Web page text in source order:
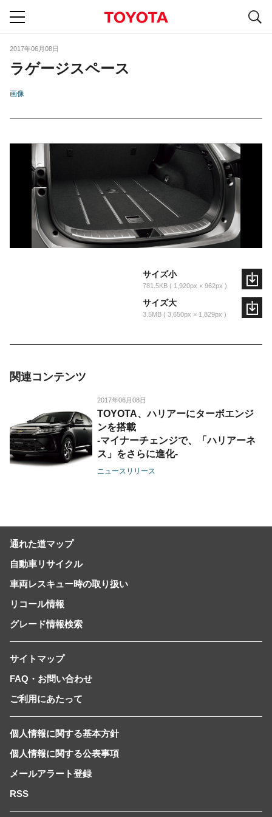
2017年06月08日
ラゲージスペース
画像
サイズ小
781.5KB 1,920px × 962px
サイズ大
3.5MB 3,650px × 1,829px
関連コンテンツ
2017年06月08日
TOYOTA、ハリアーにターボエンジ
ンを搭載
-マイナーチェンジで、「ハリアーネ
ス」をさらに進化-
ニュースリリース
通れた道マップ
自動車リサイクル
車両レスキュー時の取り扱い
リコール情報
グレード情報検索
サイトマップ
FAQ・お問い合わせ
ご利用にあたって
個人情報に関する基本方針
個人情報に関する公表事項
メールアラート登録
RSS